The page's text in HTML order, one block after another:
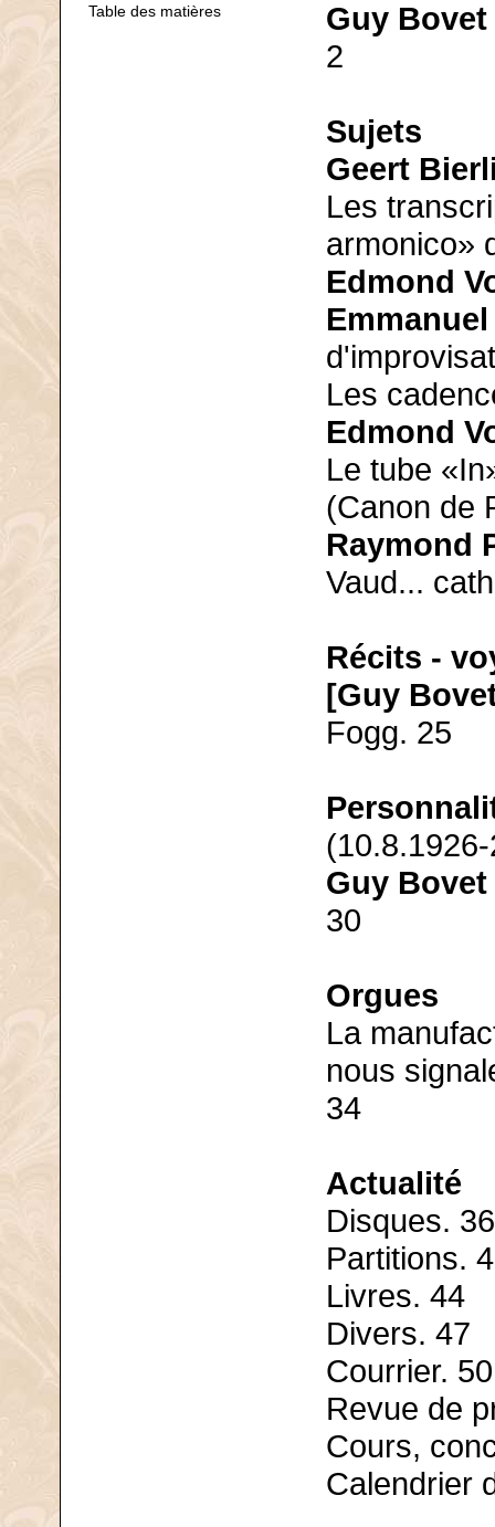
Table des matières Guy Bovet
2
Sujets
Geert
Les
armonico»
Edmond
Les
Edmond
Le tube
(Canon de
Raymond
Vaud...
Récits -
[Guy
Fogg. 25
Guy Bovet
30
Orgues
La
nous
34
Actualité
Disques. 36
Partitions.
Livres. 44
Divers. 47
Courrier. 50
Revue de
Cours,
Calendrier